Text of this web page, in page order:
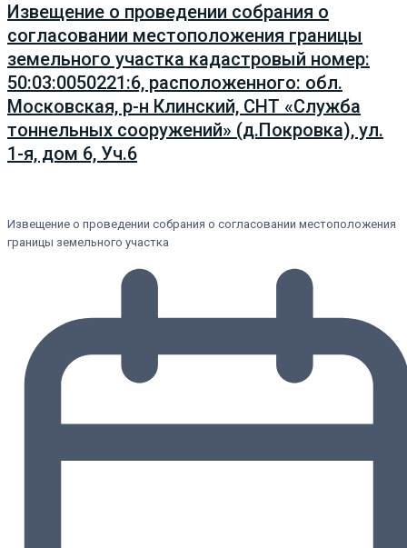
Извещение о проведении собрания о
согласовании местоположения границы
земельного участка кадастровый номер:
50:03:0050221:6, расположенного: обл.
Московская, р-н Клинский, СНТ «Служба
тоннельных сооружений» (д.Покровка), ул.
1-я, дом 6, Уч.6
Извещение о проведении собрания о согласовании местоположения
границы земельного участка